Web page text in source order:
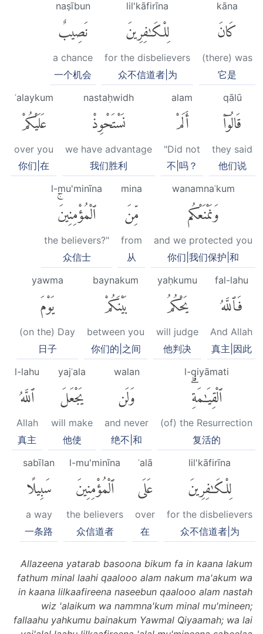
kāna
كَانَ
(there) was
它是
lil'kāfirīna
لِلْكَٰفِرِينَ
for the disbelievers
众不信道者|为
naṣībun
نَصِيبٌ
a chance
一个机会
qālū
قَالُوٓا۟
they said
他们说
alam
أَلَمْ
"Did not
不|吗？
nastaḥwidh
نَسْتَحْوِذْ
we have advantage
我们胜利
ʿalaykum
عَلَيْكُمْ
over you
你们|在
wanamnaʿkum
وَنَمْنَعْكُم
and we protected you
你们|我们保护|和
mina
مِّنَ
from
从
l-mu'minīna
ٱلْمُؤْمِنِينَۚ
the believers?"
众信士
fal-lahu
فَٱللَّهُ
And Allah
真主|因此
yaḥkumu
يَحْكُمُ
will judge
他判决
baynakum
بَيْنَكُمْ
between you
你们的|之间
yawma
يَوْمَ
(on the) Day
日子
l-qiyāmati
ٱلْقِيَٰمَةِۗ
(of) the Resurrection
复活的
walan
وَلَن
and never
绝不|和
yajʿala
يَجْعَلَ
will make
他使
l-lahu
ٱللَّهُ
Allah
真主
lil'kāfirīna
لِلْكَٰفِرِينَ
for the disbelievers
众不信道者|为
ʿalā
عَلَى
over
在
l-mu'minīna
ٱلْمُؤْمِنِينَ
the believers
众信道者
sabīlan
سَبِيلًا
a way
一条路
Allazeena yatarab basoona bikum fa in kaana lakum
fathum minal laahi qaalooo alam nakum ma'akum wa
in kaana lilkaafireena naseebun qaalooo alam nastah
wiz 'alaikum wa nammna'kum minal mu'mineen;
fallaahu yahkumu bainakum Yawmal Qiyaamah; wa lai